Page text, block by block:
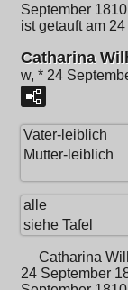
September
ist getauft am
Catharina
w, * 24
Vater-leiblich
Mutter-leiblich
alle
siehe Tafel
Catharina
24 September